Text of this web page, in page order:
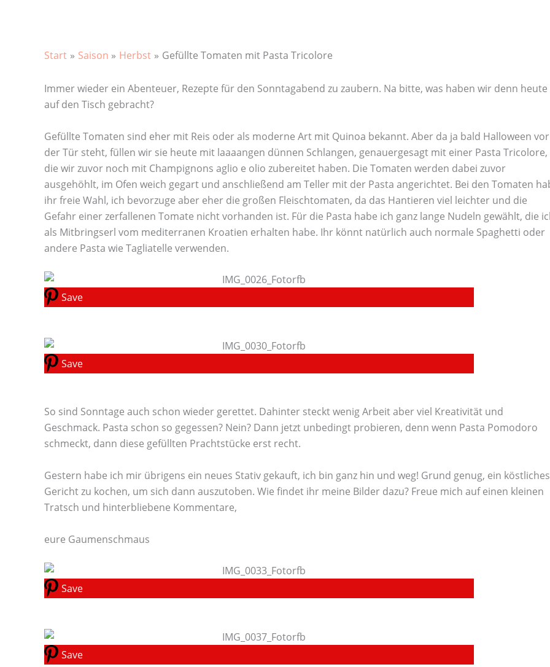
Start Saison Herbst Gefüllte Tomaten mit Pasta Tricolore
Immer wieder ein Abenteuer, Rezepte für den Sonntagabend zu zaubern. Na bitte, was haben wir denn heute
auf den Tisch gebracht?
Gefüllte Tomaten sind eher mit Reis oder als moderne Art mit Quinoa bekannt. Aber da ja bald Halloween vor
der Tür steht, füllen wir sie heute mit laaaangen dünnen Schlangen, genauergesagt mit einer Pasta Tricolore,
die wir zuvor noch mit Champignons aglio e olio zubereitet haben. Die Tomaten werden dabei zuvor
ausgehöhlt, im Ofen weich gegart und anschließend am Teller mit der Pasta angerichtet. Bei den Tomaten
ihr freie Wahl, ich bevorzuge aber eher die großen Fleischtomaten, da das Hantieren viel leichter und die
Gefahr einer zerfallenen Tomate nicht vorhanden ist. Für die Pasta habe ich ganz lange Nudeln gewählt, die
als Mitbringserl vom mediterranen Kroatien erhalten habe. Ihr könnt natürlich auch normale Spaghetti oder
andere Pasta wie Tagliatelle verwenden.
Save
Save
So sind Sonntage auch schon wieder gerettet. Dahinter steckt wenig Arbeit aber viel Kreativität und
Geschmack. Pasta schon so gegessen? Nein? Dann jetzt unbedingt probieren, denn wenn Pasta Pomodoro
schmeckt, dann diese gefüllten Prachtstücke erst recht.
Gestern habe ich mir übrigens ein neues Stativ gekauft, ich bin ganz hin und weg! Grund genug, ein köstliches
Gericht zu kochen, um sich dann auszutoben. Wie findet ihr meine Bilder dazu? Freue mich auf einen kleinen
Tratsch und hinterbliebene Kommentare,
eure Gaumenschmaus
Save
Save